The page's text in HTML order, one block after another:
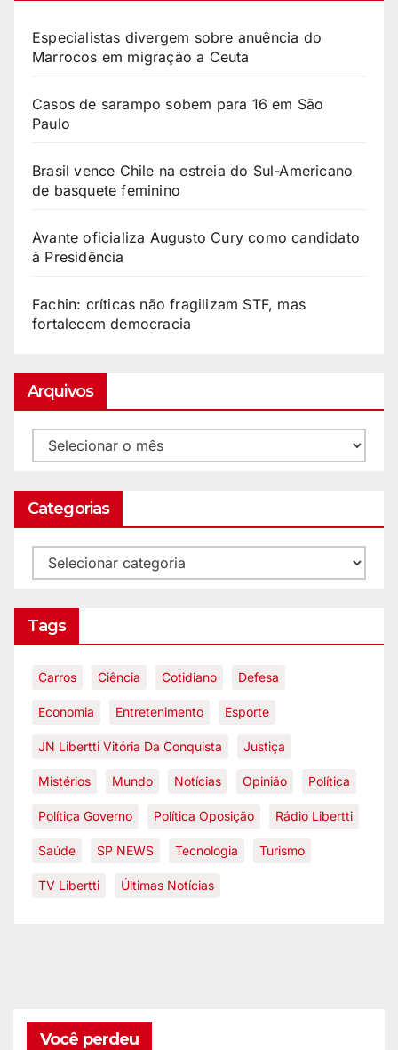
Especialistas divergem sobre anuência do
Marrocos em migração a Ceuta
Casos de sarampo sobem para 16 em São
Paulo
Brasil vence Chile na estreia do Sul-Americano
de basquete feminino
Avante oficializa Augusto Cury como candidato
à Presidência
Fachin: críticas não fragilizam STF, mas
fortalecem democracia
Arquivos
Categorias
Tags
Carros Ciência Cotidiano Defesa
Economia Entretenimento Esporte
JN Libertti Vitória Da Conquista Justiça
Mistérios Mundo Notícias Opinião Política
Política Governo Política Oposição Rádio Libertti
Saúde SP NEWS Tecnologia Turismo
TV Libertti Últimas Notícias
Você perdeu